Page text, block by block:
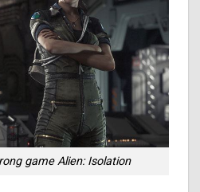
game Alien: Isolation